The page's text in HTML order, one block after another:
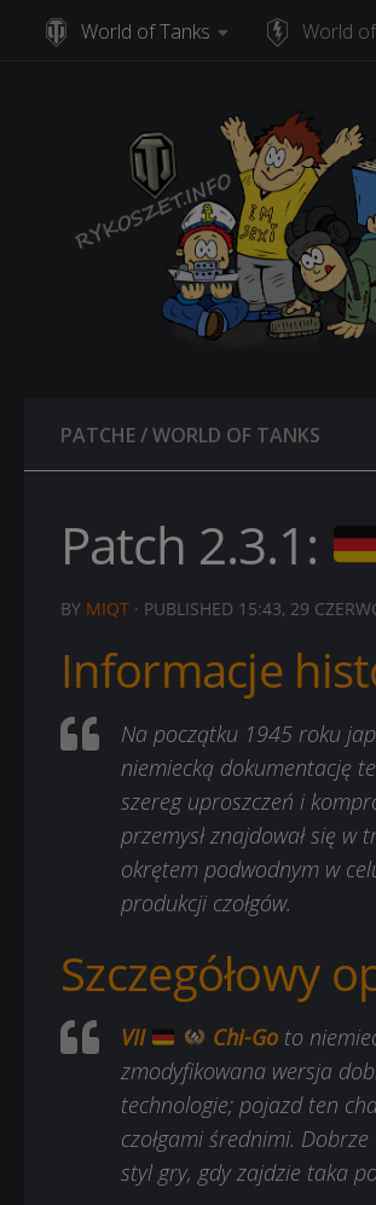
Skip to content
World of Tanks World
PATCHE/WORLD OF TANKS
Patch 2.3.1:
BY MIQT · PUBLISHED 15:43, 29
Informacje
Na początku 1945 roku
niemiecką dokumentację
szereg uproszczeń i
przemysł znajdował się
okrętem podwodnym w
produkcji czołgów.
Szczegółowy
VII Chi-Go to
zmodyfikowana wersja
technologie; pojazd ten
czołgami średnimi.
styl gry, gdy zajdzie taka